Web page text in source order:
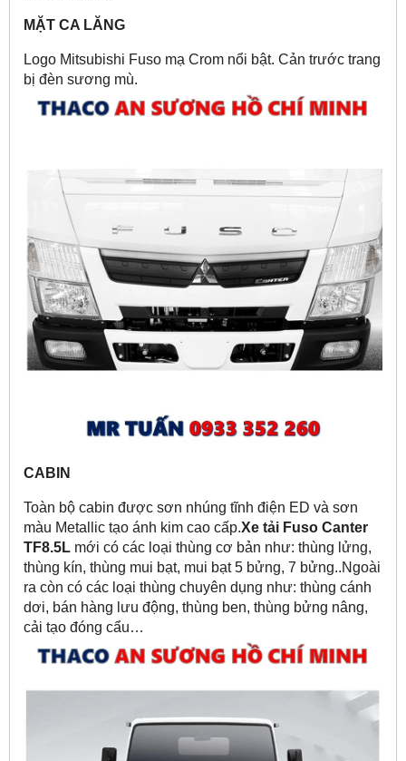
MẶT CA LĂNG
Logo Mitsubishi Fuso mạ Crom nổi bật. Cản trước trang
bị đèn sương mù.
CABIN
Toàn bộ cabin được sơn nhúng tĩnh điện ED và sơn
màu Metallic tạo ánh kim cao cấp.Xe tải Fuso Canter
TF8.5L mới có các loại thùng cơ bản như: thùng lửng,
thùng kín, thùng mui bạt, mui bạt 5 bửng, 7 bửng..Ngoài
ra còn có các loại thùng chuyên dụng như: thùng cánh
dơi, bán hàng lưu động, thùng ben, thùng bửng nâng,
cải tạo đóng cẩu…